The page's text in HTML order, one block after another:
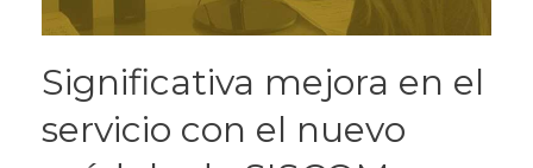
Significativa mejora en el
servicio con el nuevo